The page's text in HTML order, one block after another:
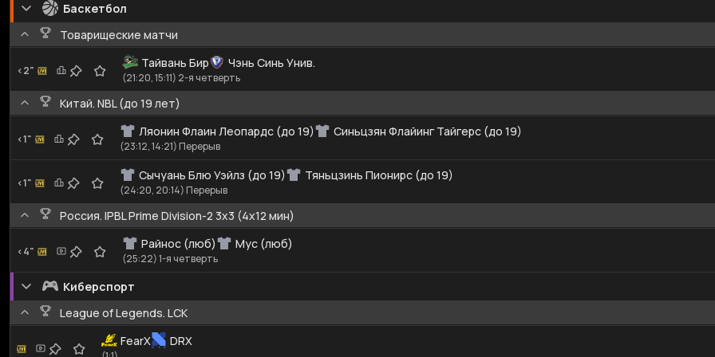
Баскетбол
Товарищеские матчи
<2"
Тайвань Бир Чэнь Синь Унив.
(21:20, 15:11) 2-я четверть
Китай. NBL (до 19 лет)
<1"
Ляонин Флаин Леопардс (до 19) Синьцзян Флайинг Тайгерс (до 19)
(23:12, 14:21) Перерыв
<1"
Сычуань Блю Уэйлз (до 19) Тяньцзинь Пионирс (до 19)
(24:20, 20:14) Перерыв
Россия. IPBL Prime Division-2 3x3 (4x12 мин)
<4"
Райнос (люб) Мус (люб)
(25:22) 1-я четверть
Киберспорт
League of Legends. LCK
FearX
DRX